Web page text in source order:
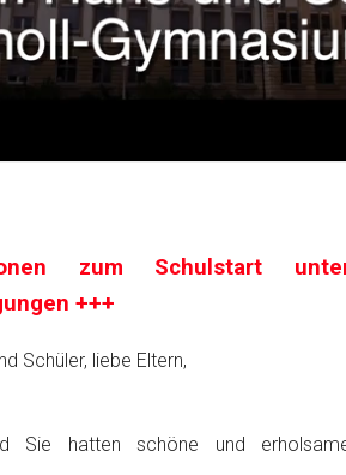
zum Schulstart
+++
Schüler, liebe Eltern,
Sie hatten schöne und